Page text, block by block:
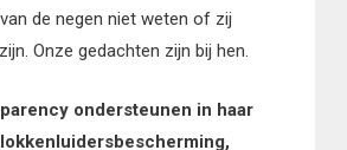
de negen niet weten of zij
Onze gedachten zijn bij hen.
ondersteunen in haar